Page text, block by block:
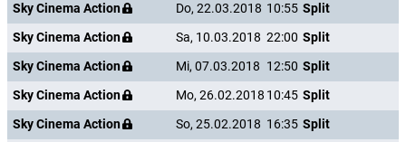
Sky Cinema Action
Do, 22.03.2018 10:55 Split
Sky Cinema Action
Sa, 10.03.2018 22:00 Split
Sky Cinema Action
Mi, 07.03.2018 12:50 Split
Sky Cinema Action
Mo, 26.02.2018 10:45 Split
Sky Cinema Action
So, 25.02.2018 16:35 Split